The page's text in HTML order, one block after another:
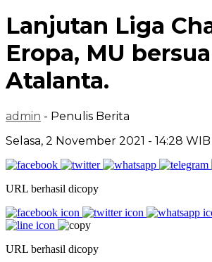
Lanjutan Liga
Eropa, MU bersua
Atalanta.
admin - Penulis Berita
Selasa, 2 November 2021 - 14:28 WIB
URL berhasil dicopy
URL berhasil dicopy